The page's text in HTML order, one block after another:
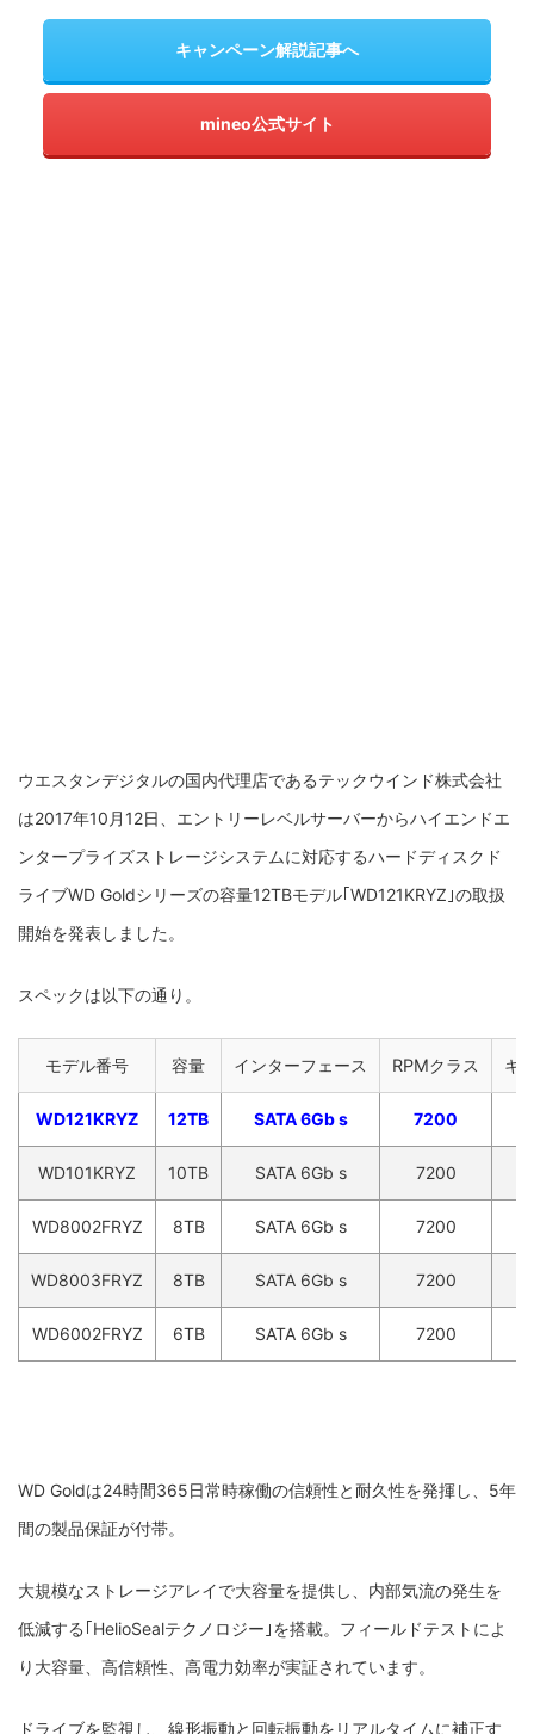
キャンペーン解説記事へ
mineo公式サイト
ウエスタンデジタルの国内代理店であるテックウインド株式会社
は2017年10月12日、エントリーレベルサーバーからハイエンドエ
ンタープライズストレージシステムに対応するハードディスクド
ライブWD Goldシリーズの容量12TBモデル｢WD121KRYZ｣の取扱
開始を発表しました。
スペックは以下の通り。
モデル番号 容量 インターフェース RPMクラス キ
WD121KRYZ 12TB SATA 6Gb s 7200
WD101KRYZ 10TB SATA 6Gb s 7200
WD8002FRYZ 8TB SATA 6Gb s 7200
WD8003FRYZ 8TB SATA 6Gb s 7200
WD6002FRYZ 6TB SATA 6Gb s 7200
WD Goldは24時間365日常時稼働の信頼性と耐久性を発揮し、5年
間の製品保証が付帯。
大規模なストレージアレイで大容量を提供し、内部気流の発生を
低減する｢HelioSealテクノロジー｣を搭載。フィールドテストによ
り大容量、高信頼性、高電力効率が実証されています。
ドライブを監視し、線形振動と回転振動をリアルタイムに補正す